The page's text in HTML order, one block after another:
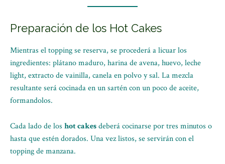
Preparación de los Hot Cakes
Mientras el topping se reserva, se procederá a licuar los
ingredientes: plátano maduro, harina de avena, huevo, leche
light, extracto de vainilla, canela en polvo y sal. La mezcla
resultante será cocinada en un sartén con un poco de aceite,
formandolos.
Cada lado de los hot cakesdeberá cocinarse por tres minutos o
hasta que estén dorados. Una vez listos, se servirán con el
topping de manzana.